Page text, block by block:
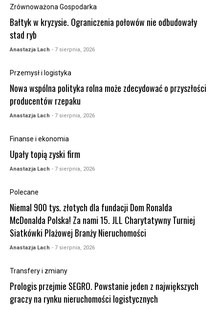
Zrównoważona Gospodarka
Bałtyk w kryzysie. Ograniczenia połowów nie odbudowały
stad ryb
Anastazja Lach - 7 sierpnia, 2026
Przemysł i logistyka
Nowa wspólna polityka rolna może zdecydować o przyszłości
producentów rzepaku
Anastazja Lach - 7 sierpnia, 2026
Finanse i ekonomia
Upały topią zyski firm
Anastazja Lach - 7 sierpnia, 2026
Polecane
Niemal 900 tys. złotych dla fundacji Dom Ronalda
McDonalda Polska! Za nami 15. JLL Charytatywny Turniej
Siatkówki Plażowej Branży Nieruchomości
Anastazja Lach - 7 sierpnia, 2026
Transfery i zmiany
Prologis przejmie SEGRO. Powstanie jeden z największych
graczy na rynku nieruchomości logistycznych